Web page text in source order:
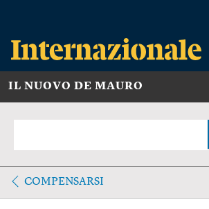
IL NUOVO DE MAURO
COMPENSARSI